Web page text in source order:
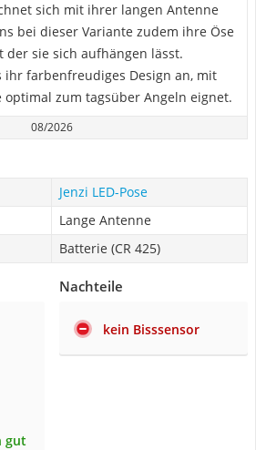
sich mit ihrer langen Antenne
bei dieser Variante zudem ihre Öse
der sie sich aufhängen lässt.
farbenfreudiges Design an, mit
optimal zum tagsüber Angeln eignet.
08/2026
Jenzi LED-Pose
Lange Antenne
Batterie (CR 425)
gut
Nachteile
kein Bisssensor